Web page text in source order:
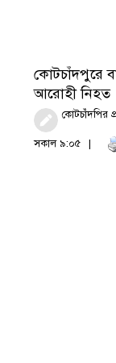
কোটচাঁদপুরে
আরোহী নিহত
কোটচাঁদপির
সকাল ৯:০৫